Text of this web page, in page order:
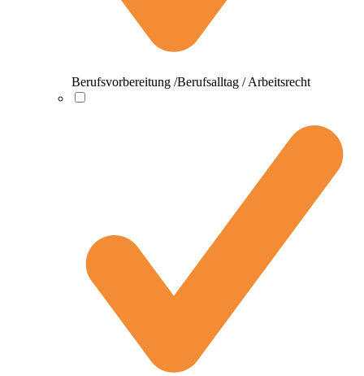
Berufsvorbereitung /Berufsalltag / Arbeitsrecht